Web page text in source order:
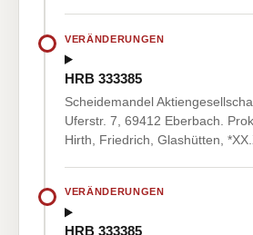
VERÄNDERUNGEN
HRB 333385
Scheidemandel
Uferstr. 7, 69412 Eberbach.
Hirth, Friedrich, Glashütten,
VERÄNDERUNGEN
HRB 333385